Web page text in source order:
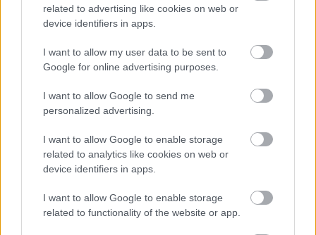
related to advertising like cookies on web or
device identifiers in apps.
I want to allow my user data to be sent to
Google for online advertising purposes.
I want to allow Google to send me
personalized advertising.
I want to allow Google to enable storage
related to analytics like cookies on web or
device identifiers in apps.
I want to allow Google to enable storage
related to functionality of the website or app.
ELŐREHALADOTT
UNITED TIELEMANSRÓL
ANDREY SANTOSRÓL
CHELSEA-VEL - SAJTÓHÍR